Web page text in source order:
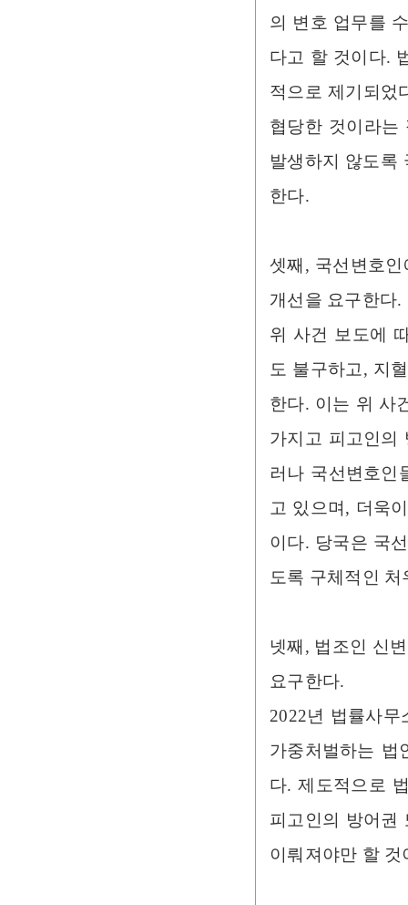
의 변호 업무를
다고 할 것이다.
적으로 제기되었
협당한 것이라
발생하지 않도록
한다.
셋째, 국선변호
개선을 요구한다.
위 사건 보도에
도 불구하고, 지
한다. 이는 위 사
가지고 피고인의
러나 국선변호인
고 있으며, 더욱
이다. 당국은 국
도록 구체적인
넷째, 법조인 신
요구한다.
2022년 법률사
가중처벌하는 법
다. 제도적으로
피고인의 방어권
이뤄져야만 할 것